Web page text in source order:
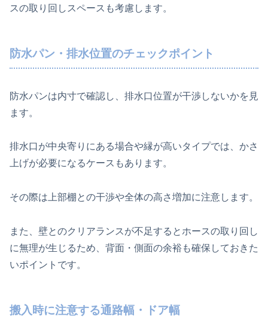
スの取り回しスペースも考慮します。
防水パン・排水位置のチェックポイント
防水パンは内寸で確認し、排水口位置が干渉しないかを見
ます。
排水口が中央寄りにある場合や縁が高いタイプでは、かさ
上げが必要になるケースもあります。
その際は上部棚との干渉や全体の高さ増加に注意します。
また、壁とのクリアランスが不足するとホースの取り回し
に無理が生じるため、背面・側面の余裕も確保しておきた
いポイントです。
搬入時に注意する通路幅・ドア幅